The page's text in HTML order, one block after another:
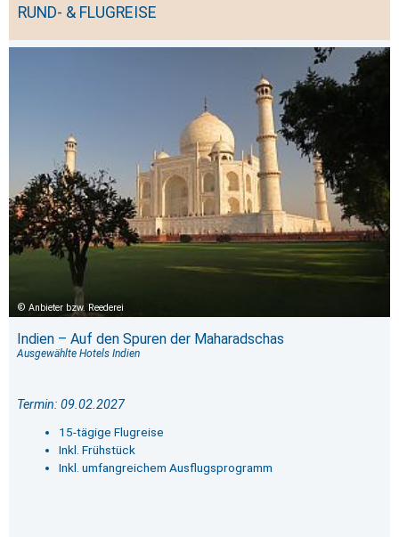
RUND- & FLUGREISE
Anbieter bzw. Reederei
Indien – Auf den Spuren der Maharadschas
Ausgewählte Hotels Indien
Termin: 09.02.2027
15-tägige Flugreise
Inkl. Frühstück
Inkl. umfangreichem Ausflugsprogramm